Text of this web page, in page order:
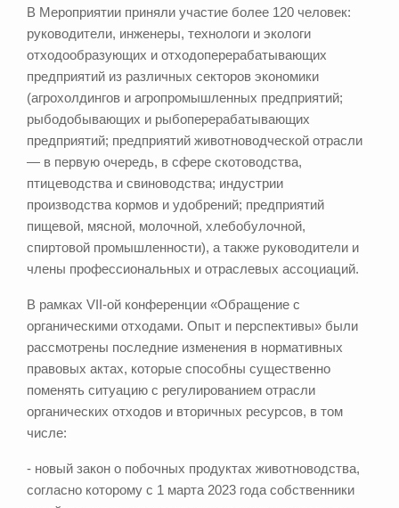
В Мероприятии приняли участие более 120 человек:
руководители, инженеры, технологи и экологи
отходообразующих и отходоперерабатывающих
предприятий из различных секторов экономики
(агрохолдингов и агропромышленных предприятий;
рыбодобывающих и рыбоперерабатывающих
предприятий; предприятий животноводческой отрасли
— в первую очередь, в сфере скотоводства,
птицеводства и свиноводства; индустрии
производства кормов и удобрений; предприятий
пищевой, мясной, молочной, хлебобулочной,
спиртовой промышленности), а также руководители и
члены профессиональных и отраслевых ассоциаций.
В рамках VII-ой конференции «Обращение с
органическими отходами. Опыт и перспективы» были
рассмотрены последние изменения в нормативных
правовых актах, которые способны существенно
поменять ситуацию с регулированием отрасли
органических отходов и вторичных ресурсов, в том
числе:
- новый закон о побочных продуктах животноводства,
согласно которому с 1 марта 2023 года собственники